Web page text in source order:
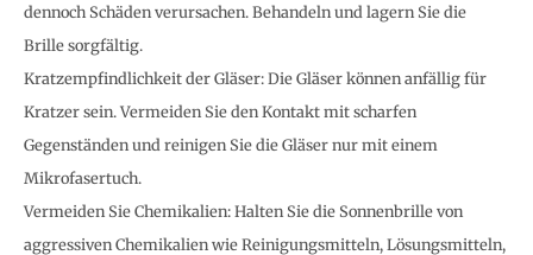
dennoch Schäden verursachen. Behandeln und lagern Sie die
Brille sorgfältig.
Kratzempfindlichkeit der Gläser: Die Gläser können anfällig für
Kratzer sein. Vermeiden Sie den Kontakt mit scharfen
Gegenständen und reinigen Sie die Gläser nur mit einem
Mikrofasertuch.
Vermeiden Sie Chemikalien: Halten Sie die Sonnenbrille von
aggressiven Chemikalien wie Reinigungsmitteln, Lösungsmitteln,